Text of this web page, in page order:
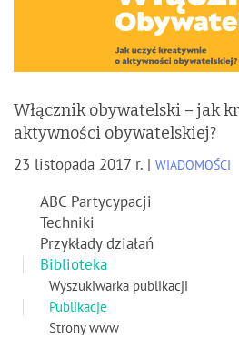
Włącznik obywatelski – jak
aktywności obywatelskiej?
23 listopada 2017 r. | WIADOMOŚCI
ABC Partycypacji
Techniki
Przykłady działań
Biblioteka
Wyszukiwarka publikacji
Publikacje
Strony www